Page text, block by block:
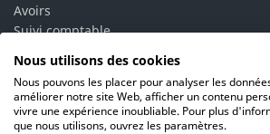
Avoirs
Suivi comptable
Vos alertes
Vos interlocuteurs
Nous utilisons des cookies
Nous pouvons les placer pour analyser les
améliorer notre site Web, afficher un contenu
vivre une expérience inoubliable. Pour plus
que nous utilisons, ouvrez les paramètres.